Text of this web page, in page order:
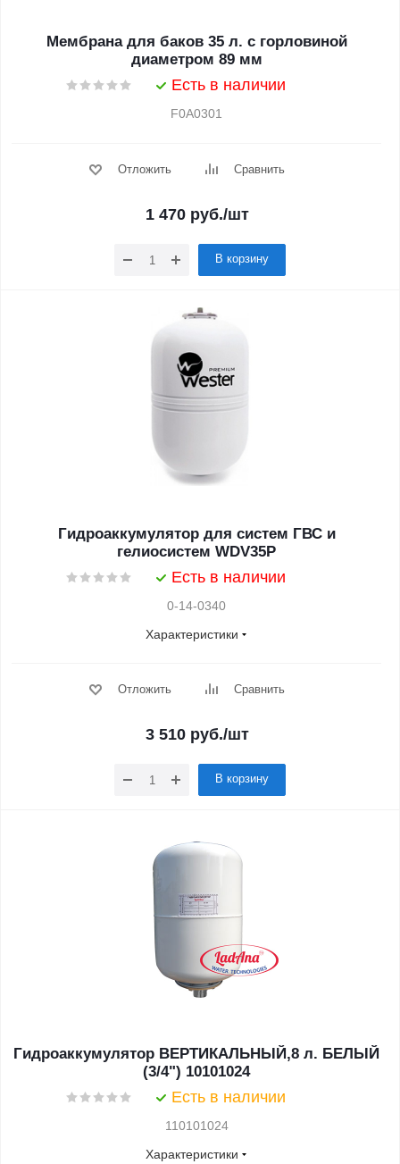
Мембрана для баков 35 л. с горловиной
диаметром 89 мм
Есть в наличии
F0A0301
Отложить Сравнить
1 470руб./шт
В корзину
Гидроаккумулятор для систем ГВС и
гелиосистем WDV35P
Есть в наличии
0-14-0340
Характеристики
Отложить Сравнить
3 510руб./шт
В корзину
Гидроаккумулятор ВЕРТИКАЛЬНЫЙ,8 л. БЕЛЫЙ
(3/4") 10101024
Есть в наличии
110101024
Характеристики